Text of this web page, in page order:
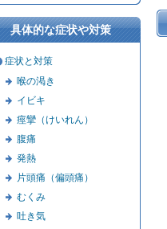
具体的な症状や対策
症状と対策
喉の渇き
イビキ
痙攣（けいれん）
腹痛
発熱
片頭痛（偏頭痛）
むくみ
吐き気